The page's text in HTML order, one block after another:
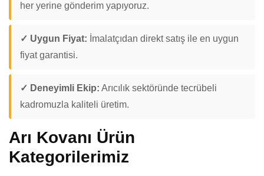
her yerine gönderim yapıyoruz.
✓ Uygun Fiyat: İmalatçıdan direkt satış ile en uygun
fiyat garantisi.
✓ Deneyimli Ekip: Arıcılık sektöründe tecrübeli
kadromuzla kaliteli üretim.
Arı Kovanı Ürün
Kategorilerimiz